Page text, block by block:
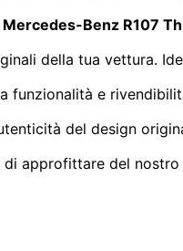
Mercedes-Benz R107
della tua vettura.
funzionalità e
del design
approfittare del